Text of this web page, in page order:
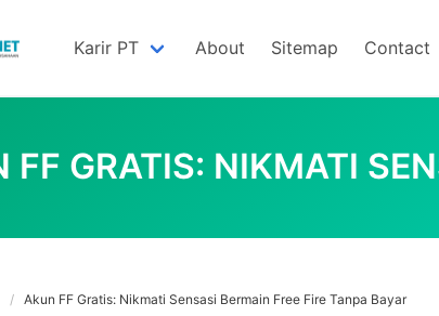
Karir PT About Sitemap Contact
FF GRATIS: NIKMATI
Akun FF Gratis: Nikmati Sensasi Bermain Free Fire Tanpa Bayar